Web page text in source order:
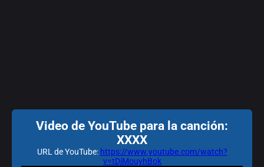
Video de YouTube para la canción:
XXXX
URL de YouTube: https://www.youtube.com/watch?
v=tDjMouyhBok